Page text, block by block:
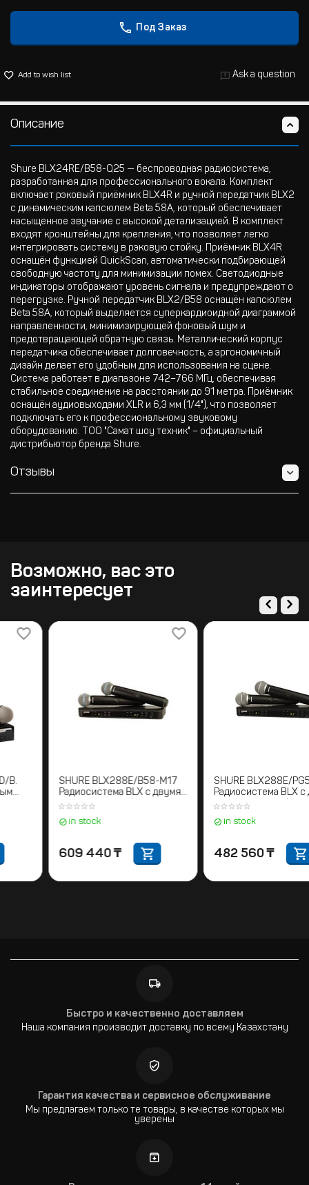
Под Заказ
Add to wish list Ask a question
Описание
Shure BLX24RE/B58-Q25 — беспроводная радиосистема,
разработанная для профессионального вокала. Комплект
включает рэковый приёмник BLX4R и ручной передатчик BLX2
с динамическим капсюлем Beta 58A, который обеспечивает
насыщенное звучание с высокой детализацией. В комплект
входят кронштейны для крепления, что позволяет легко
интегрировать систему в рэковую стойку. Приёмник BLX4R
оснащён функцией QuickScan, автоматически подбирающей
свободную частоту для минимизации помех. Светодиодные
индикаторы отображают уровень сигнала и предупреждают о
перегрузке. Ручной передатчик BLX2/B58 оснащён капсюлем
Beta 58A, который выделяется суперкардиоидной диаграммой
направленности, минимизирующей фоновый шум и
предотвращающей обратную связь. Металлический корпус
передатчика обеспечивает долговечность, а эргономичный
дизайн делает его удобным для использования на сцене.
Система работает в диапазоне 742–766 МГц, обеспечивая
стабильное соединение на расстоянии до 91 метра. Приёмник
оснащён аудиовыходами XLR и 6,3 мм (1/4"), что позволяет
подключать его к профессиональному звуковому
оборудованию. ТОО "Самат шоу техник" – официальный
дистрибьютор бренда Shure.
Отзывы
Возможно, вас это
заинтересует
Voice R300-HD/B.
с ручным
SHURE BLX288E/B58-M17
Радиосистема BLX с двумя
ручными микрофонами
609 440
Быстро и качественно доставляем
Наша компания производит доставку по всему Казахстану
Гарантия качества и сервисное обслуживание
Мы предлагаем только те товары, в качестве которых мы
уверены